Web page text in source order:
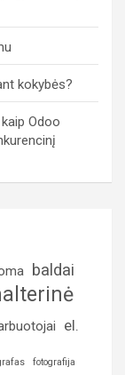
kokybės?
Odoo
baldai
el.
fotografija